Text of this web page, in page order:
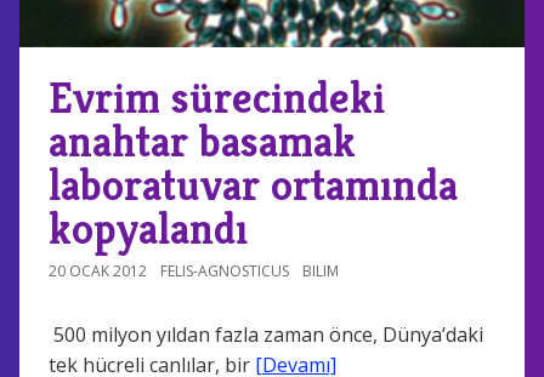
Evrim sürecindeki
anahtar basamak
laboratuvar ortamında
kopyalandı
20 OCAK 2012 FELIS-AGNOSTICUS BILIM
500 milyon yıldan fazla zaman önce, Dünya’daki
tek hücreli canlılar, bir [Devamı]